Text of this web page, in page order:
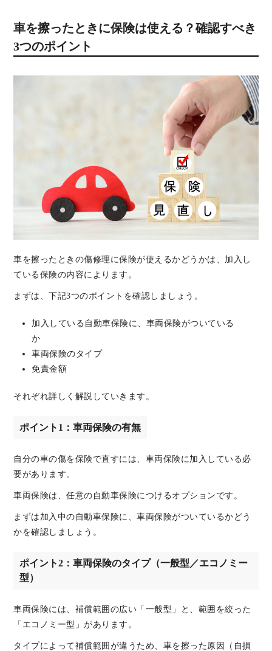
車を擦ったときに保険は使える？確認すべき
3つのポイント
車を擦ったときの傷修理に保険が使えるかどうかは、加入し
ている保険の内容によります。
まずは、下記3つのポイントを確認しましょう。
加入している自動車保険に、車両保険がついている
か
車両保険のタイプ
免責金額
それぞれ詳しく解説していきます。
ポイント1：車両保険の有無
自分の車の傷を保険で直すには、車両保険に加入している必
要があります。
車両保険は、任意の自動車保険につけるオプションです。
まずは加入中の自動車保険に、車両保険がついているかどう
かを確認しましょう。
ポイント2：車両保険のタイプ（一般型／エコノミー
型）
車両保険には、補償範囲の広い「一般型」と、範囲を絞った
「エコノミー型」があります。
タイプによって補償範囲が違うため、車を擦った原因（自損